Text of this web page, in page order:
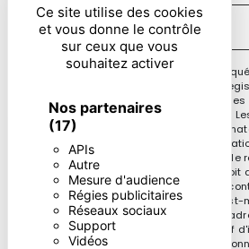
Ce site utilise des cookies
et vous donne le contrôle
sur ceux que vous
souhaitez activer
Nos partenaires
(17)
APIs
Autre
Mesure d'audience
Régies publicitaires
Réseaux sociaux
Support
Vidéos
ENVOYER
** Les données personnelles
aux fins de vous contacter et sont
informatisé. Elles sont destinées à et
seul but de répondre à votre message.
seront communiquées aux seuls
disposez de droits d’accès, de
portabilité, de limitation, d’opposition, de
consentement à tout moment et du droit
réclamation auprès d’une autorité de
d’organiser le sort de vos données post-
exercer ces droits par voie postale à
électronique à l'adresse . Un justificatif
être demandé. Nous conservons vos